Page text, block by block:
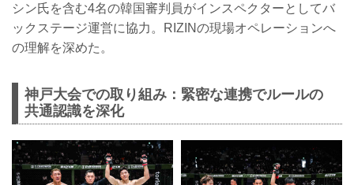
シン氏を含む4名の韓国審判員がインスペクターとしてバ
ックステージ運営に協力。RIZINの現場オペレーションへ
の理解を深めた。
神戸大会での取り組み：緊密な連携でルールの
共通認識を深化